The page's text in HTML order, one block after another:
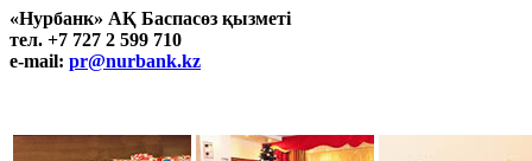
«Нурбанк» АҚ Баспасөз қызметі
тел. +7 727 2 599 710
e-mail: pr@nurbank.kz